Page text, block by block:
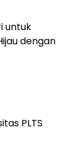
untuk
dengan
PLTS